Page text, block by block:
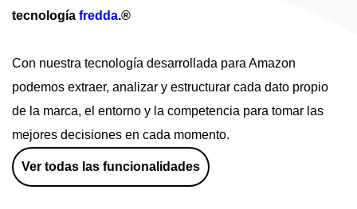
tecnología fredda.®
Con nuestra tecnología desarrollada para Amazon
podemos extraer, analizar y estructurar cada dato propio
de la marca, el entorno y la competencia para tomar las
mejores decisiones en cada momento.
Ver todas las funcionalidades